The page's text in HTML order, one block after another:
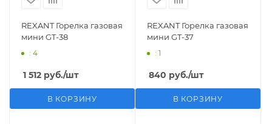
REXANT Горелка газовая
мини GT-38
: 4
1 512 руб./шт
В КОРЗИНУ
REXANT Горелка газовая
мини GT-37
: 1
840 руб./шт
В КОРЗИНУ